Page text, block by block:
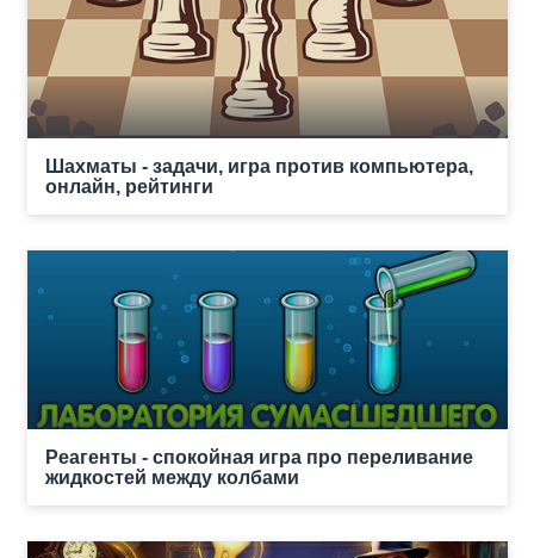
Шахматы - задачи, игра против компьютера,
онлайн, рейтинги
Реагенты - спокойная игра про переливание
жидкостей между колбами